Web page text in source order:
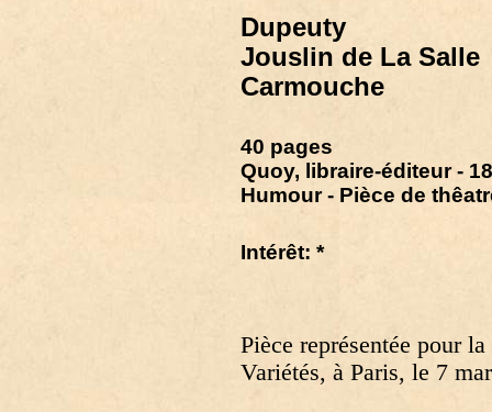
Dupeuty
Jouslin de La Salle
Carmouche
40 pages
Quoy, libraire-éditeur -
Humour - Pièce de
Intérêt: *
Pièce représentée pour
Variétés, à Paris, le 7